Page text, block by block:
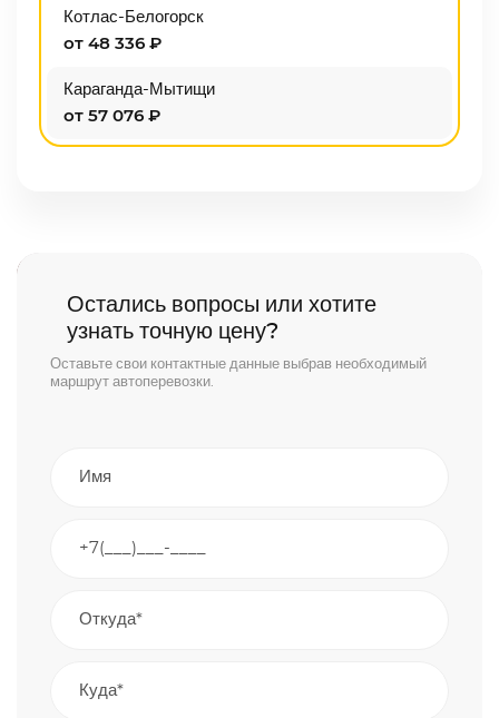
Котлас-Белогорск
от 48 336 ₽
Караганда-Мытищи
от 57 076 ₽
Остались вопросы или хотите
узнать точную цену?
Оставьте свои контактные данные выбрав необходимый
маршрут автоперевозки.